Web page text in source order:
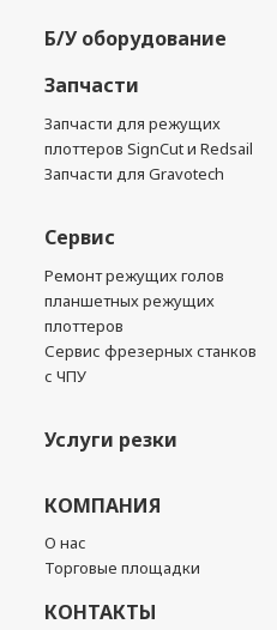
Б/У оборудование
Запчасти
Запчасти для режущих
плоттеров SignCut и Redsail
Запчасти для Gravotech
Сервис
Ремонт режущих голов
планшетных режущих
плоттеров
Сервис фрезерных станков
с ЧПУ
Услуги резки
КОМПАНИЯ
О нас
Торговые площадки
КОНТАКТЫ